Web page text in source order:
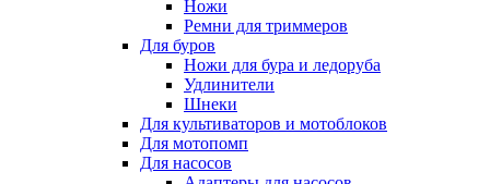
Ножи
Ремни для триммеров
Для буров
Ножи для бура и ледоруба
Удлинители
Шнеки
Для культиваторов и мотоблоков
Для мотопомп
Для насосов